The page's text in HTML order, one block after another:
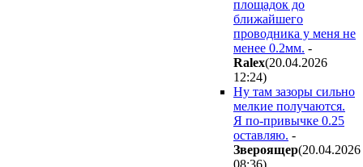
площадок до
ближайшего
проводника у меня не
менее 0.2мм. -
Ralex(20.04.2026
12:24)
Ну там зазоры сильно
мелкие получаются.
Я по-привычке 0.25
оставляю. -
Звepoящep(20.04.2026
08:36)